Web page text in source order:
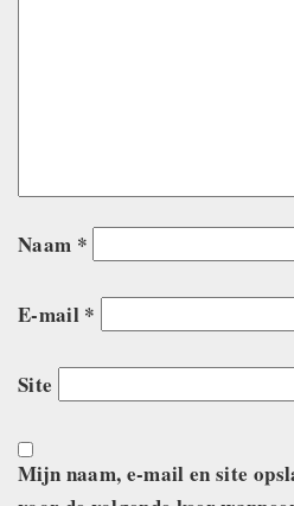
Naam *
E-mail *
Site
Mijn naam, e-mail en site